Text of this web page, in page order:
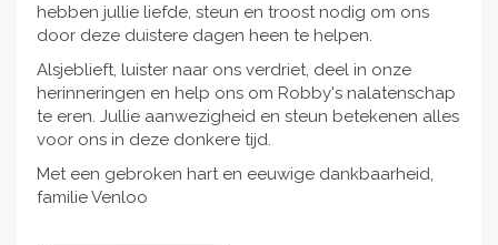
hebben jullie liefde, steun en troost nodig om ons
door deze duistere dagen heen te helpen.
Alsjeblieft, luister naar ons verdriet, deel in onze
herinneringen en help ons om Robby's nalatenschap
te eren. Jullie aanwezigheid en steun betekenen alles
voor ons in deze donkere tijd.
Met een gebroken hart en eeuwige dankbaarheid,
familie Venloo